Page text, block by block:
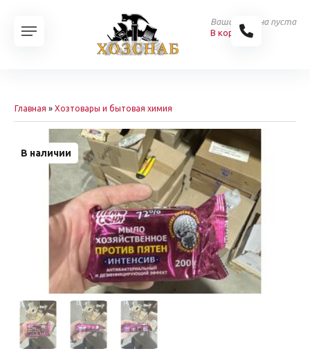
Ваша корзина пуста
В корзину
Главная » Хозтовары и бытовая химия
В наличии